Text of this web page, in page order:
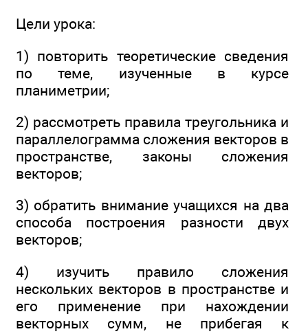
Цели урока:
1) повторить теоретические сведения
по теме, изученные в курсе
планиметрии;
2) рассмотреть правила треугольника и
параллелограмма сложения векторов в
пространстве, законы сложения
векторов;
3) обратить внимание учащихся на два
способа построения разности двух
векторов;
4) изучить правило сложения
нескольких векторов в пространстве и
его применение при нахождении
векторных сумм, не прибегая к